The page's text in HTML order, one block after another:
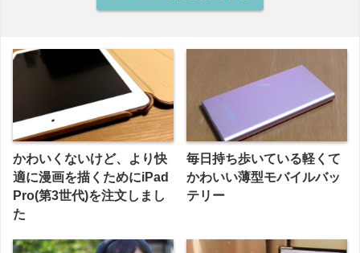
かわいくないけど、より快
適に漫画を描くためにiPad
Pro(第3世代)を注文しまし
た
毎日持ち歩いている軽くて
かわいい薄型モバイルバッ
テリー